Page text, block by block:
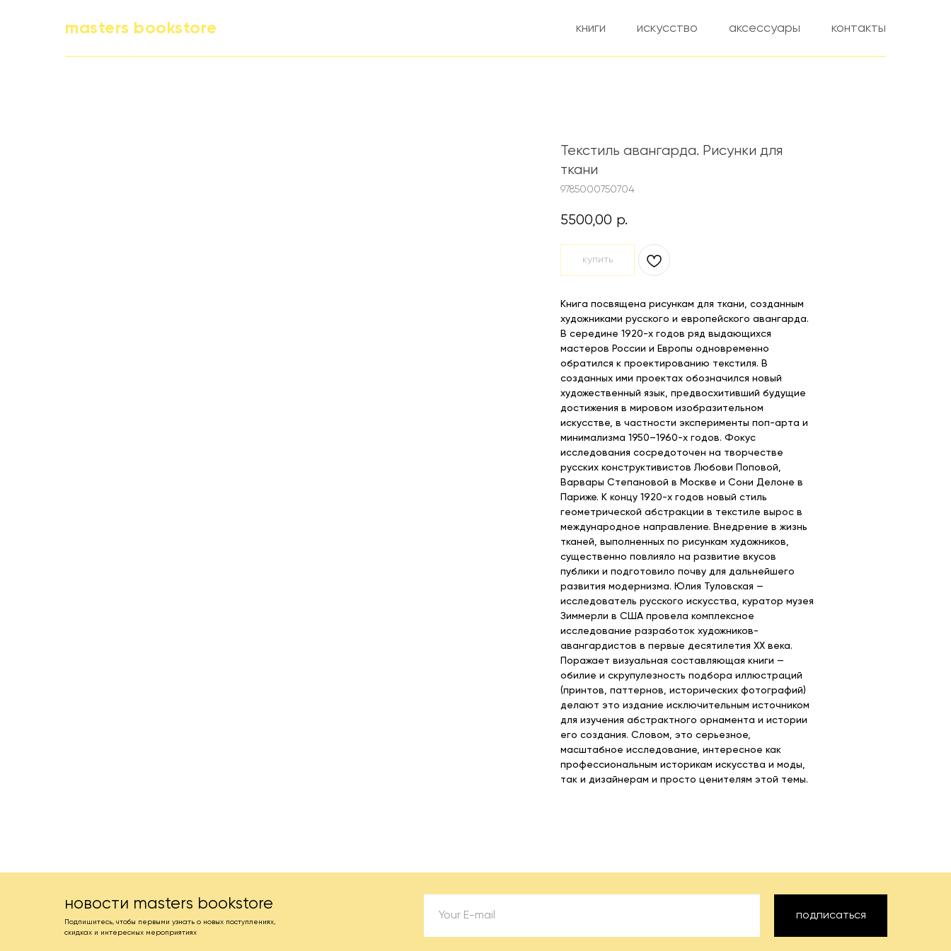
masters bookstore книги искусство аксессуары контакты
Текстиль авангарда. Рисунки для
ткани
9785000750704
5500,00 р.
купить
Книга посвящена рисункам для ткани, созданным
художниками русского и европейского авангарда.
В середине 1920-х годов ряд выдающихся
мастеров России и Европы одновременно
обратился к проектированию текстиля. В
созданных ими проектах обозначился новый
художественный язык, предвосхитивший будущие
достижения в мировом изобразительном
искусстве, в частности эксперименты поп-арта и
минимализма 1950–1960-х годов. Фокус
исследования сосредоточен на творчестве
русских конструктивистов Любови Поповой,
Варвары Степановой в Москве и Сони Делоне в
Париже. К концу 1920-х годов новый стиль
геометрической абстракции в текстиле вырос в
международное направление. Внедрение в жизнь
тканей, выполненных по рисункам художников,
существенно повлияло на развитие вкусов
публики и подготовило почву для дальнейшего
развития модернизма. Юлия Туловская —
исследователь русского искусства, куратор музея
Зиммерли в США провела комплексное
исследование разработок художников-
авангардистов в первые десятилетия XX века.
Поражает визуальная составляющая книги —
обилие и скрупулезность подбора иллюстраций
(принтов, паттернов, исторических фотографий)
делают это издание исключительным источником
для изучения абстрактного орнамента и истории
его создания. Словом, это серьезное,
масштабное исследование, интересное как
профессиональным историкам искусства и моды,
так и дизайнерам и просто ценителям этой темы.
новости masters bookstore
Подпишитесь, чтобы первыми узнать о новых поступлениях,
скидках и интересных мероприятиях
подписаться